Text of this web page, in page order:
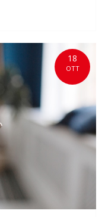
18
OTT